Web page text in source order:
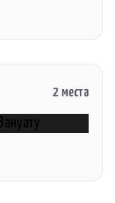
2 места